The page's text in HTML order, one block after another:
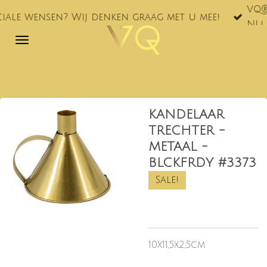
Ga
naar
Wij denken graag met u mee!
VQ® nu ook
KANDELAAR
TRECHTER -
METAAL -
BLCKFRDY #3373
Sale!
10x11,5x2,5cm